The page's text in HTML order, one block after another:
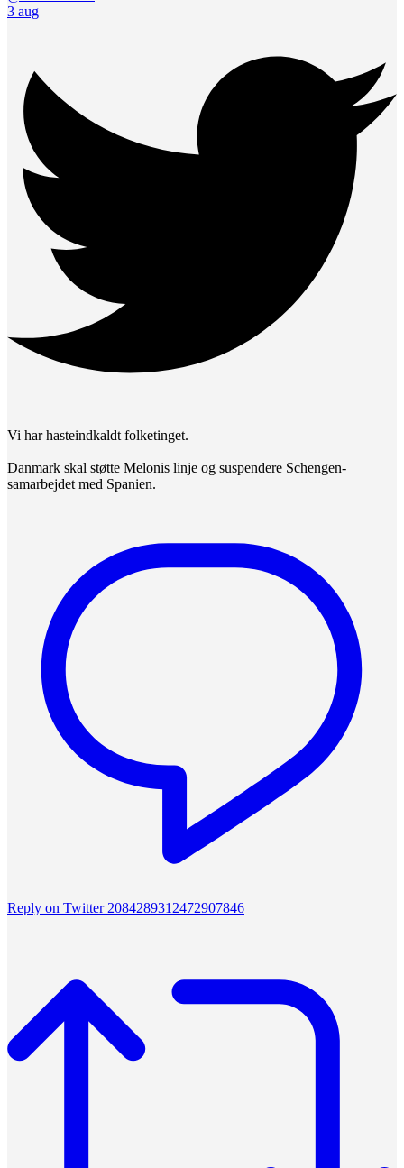
3 aug
Vi har hasteindkaldt folketinget.
Danmark skal støtte Melonis linje og suspendere Schengen-
samarbejdet med Spanien.
Reply on Twitter 2084289312472907846